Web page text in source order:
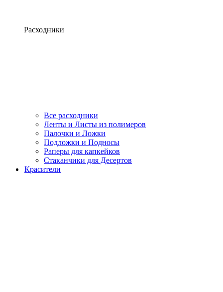
Расходники
Все расходники
Ленты и Листы из полимеров
Палочки и Ложки
Подложки и Подносы
Раперы для капкейков
Стаканчики для Десертов
Красители